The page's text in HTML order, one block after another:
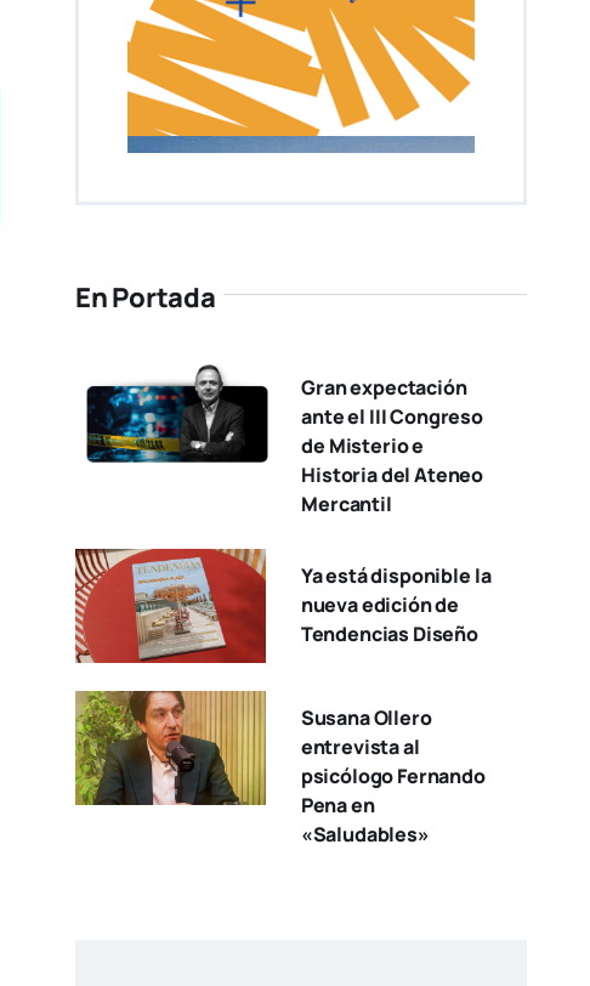
En Portada
Gran expectación
ante el III Congreso
de Misterio e
Historia del Ateneo
Mercantil
Ya está disponible la
nueva edición de
Tendencias Diseño
Susana Ollero
entrevista al
psicólogo Fernando
Pena en
«Saludables»